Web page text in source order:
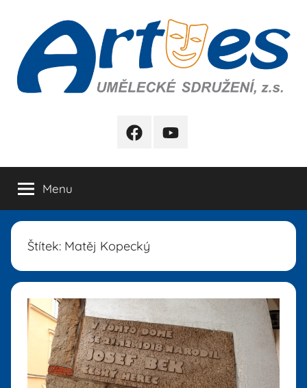
obsahu
FB YB
Menu
Štítek: Matěj Kopecký